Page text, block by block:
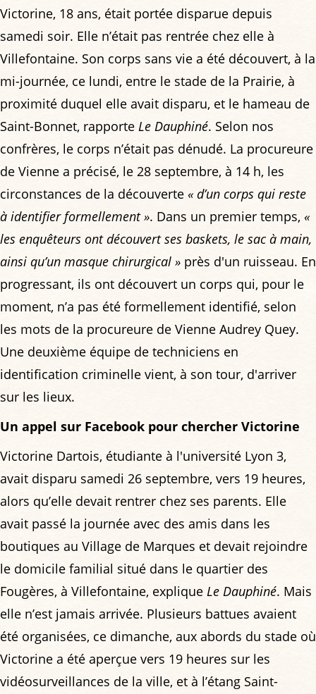
Victorine, 18 ans, était portée disparue depuis
samedi soir. Elle n’était pas rentrée chez elle à
Villefontaine. Son corps sans vie a été découvert, à la
mi-journée, ce lundi, entre le stade de la Prairie, à
proximité duquel elle avait disparu, et le hameau de
Saint-Bonnet, rapporte Le Dauphiné. Selon nos
confrères, le corps n’était pas dénudé. La procureure
de Vienne a précisé, le 28 septembre, à 14 h, les
circonstances de la découverte « d’un corps qui reste
à identifier formellement ». Dans un premier temps, «
les enquêteurs ont découvert ses baskets, le sac à main,
ainsi qu’un masque chirurgical » près d'un ruisseau. En
progressant, ils ont découvert un corps qui, pour le
moment, n’a pas été formellement identifié, selon
les mots de la procureure de Vienne Audrey Quey.
Une deuxième équipe de techniciens en
identification criminelle vient, à son tour, d'arriver
sur les lieux.
Un appel sur Facebook pour chercher Victorine
Victorine Dartois, étudiante à l'université Lyon 3,
avait disparu samedi 26 septembre, vers 19 heures,
alors qu’elle devait rentrer chez ses parents. Elle
avait passé la journée avec des amis dans les
boutiques au Village de Marques et devait rejoindre
le domicile familial situé dans le quartier des
Fougères, à Villefontaine, explique Le Dauphiné. Mais
elle n’est jamais arrivée. Plusieurs battues avaient
été organisées, ce dimanche, aux abords du stade où
Victorine a été aperçue vers 19 heures sur les
vidéosurveillances de la ville, et à l’étang Saint-